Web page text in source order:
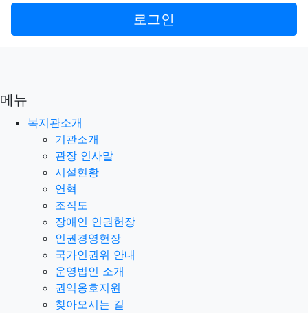
로그인
메뉴
복지관소개
기관소개
관장 인사말
시설현황
연혁
조직도
장애인 인권헌장
인권경영헌장
국가인권위 안내
운영법인 소개
권익옹호지원
찾아오시는 길